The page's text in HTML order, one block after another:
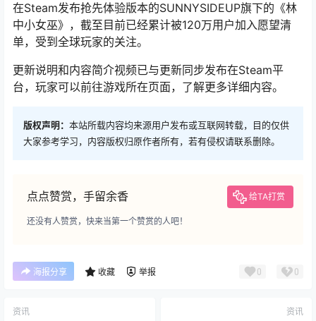
在Steam发布抢先体验版本的SUNNYSIDEUP旗下的《林
中小女巫》，截至目前已经累计被120万用户加入愿望清
单，受到全球玩家的关注。
更新说明和内容简介视频已与更新同步发布在Steam平
台，玩家可以前往游戏所在页面，了解更多详细内容。
版权声明： 本站所载内容均来源用户发布或互联网转载，目的仅供
大家参考学习，内容版权归原作者所有，若有侵权请联系删除。
点点赞赏，手留余香 给TA打赏
还没有人赞赏，快来当第一个赞赏的人吧！
海报分享 收藏 举报 0 0
资讯 资讯